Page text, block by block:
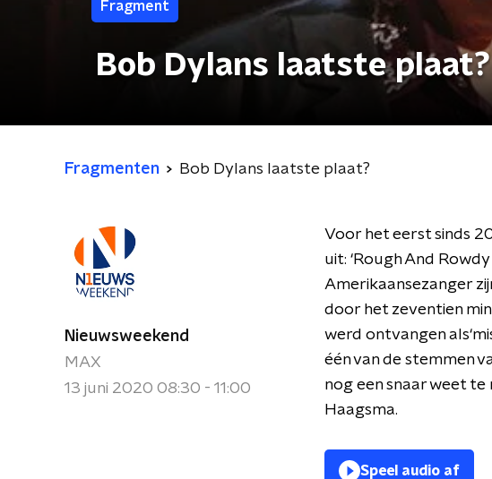
Fragment
Bob Dylans laatste plaat?
Fragmenten Bob Dylans laatste plaat?
Nieuwsweekend
MAX
13 juni 2020 08:30 - 11:00
Voor het eerst sinds
uit: ‘Rough And
Amerikaansezanger
door het zeventien
werd ontvangen
één van de stemmen
nog een snaar weet
Haagsma.
Speel audio af